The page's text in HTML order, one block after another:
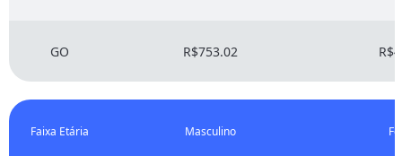
GO R$753.02
Faixa Etária Masculino